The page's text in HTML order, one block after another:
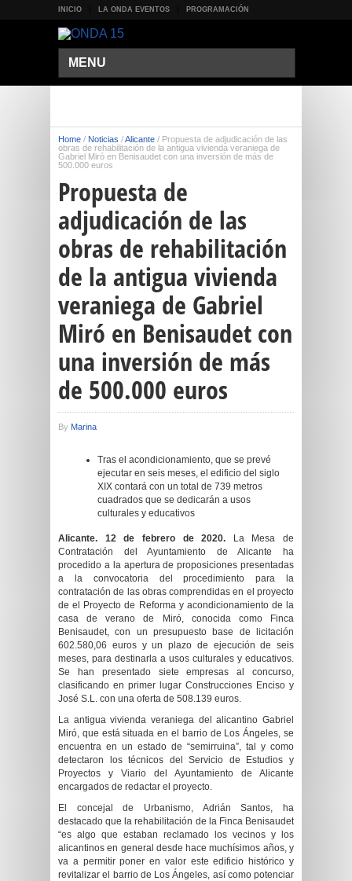
INICIO LA ONDA EVENTOS PROGRAMACIÓN
MENU
Home / Noticias /Alicante / Propuesta de adjudicación de las
obras de rehabilitación de la antigua vivienda veraniega de
Gabriel Miró en Benisaudet con una inversión de más de
500.000 euros
Propuesta de
adjudicación de las
obras de rehabilitación
de la antigua vivienda
veraniega de Gabriel
Miró en Benisaudet con
una inversión de más
de 500.000 euros
By Marina
Tras el acondicionamiento, que se prevé
ejecutar en seis meses, el edificio del siglo
XIX contará con un total de 739 metros
cuadrados que se dedicarán a usos
culturales y educativos
Alicante. 12 de febrero de 2020. La Mesa de
Contratación del Ayuntamiento de Alicante ha
procedido a la apertura de proposiciones presentadas
a la convocatoria del procedimiento para la
contratación de las obras comprendidas en el proyecto
de el Proyecto de Reforma y acondicionamiento de la
casa de verano de Miró, conocida como Finca
Benisaudet, con un presupuesto base de licitación
602.580,06 euros y un plazo de ejecución de seis
meses, para destinarla a usos culturales y educativos.
Se han presentado siete empresas al concurso,
clasificando en primer lugar Construcciones Enciso y
José S.L. con una oferta de 508.139 euros.
La antigua vivienda veraniega del alicantino Gabriel
Miró, que está situada en el barrio de Los Ángeles, se
encuentra en un estado de “semirruina”, tal y como
detectaron los técnicos del Servicio de Estudios y
Proyectos y Viario del Ayuntamiento de Alicante
encargados de redactar el proyecto.
El concejal de Urbanismo, Adrián Santos, ha
destacado que la rehabilitación de la Finca Benisaudet
“es algo que estaban reclamado los vecinos y los
alicantinos en general desde hace muchísimos años, y
va a permitir poner en valor este edificio histórico y
revitalizar el barrio de Los Ángeles, así como potenciar